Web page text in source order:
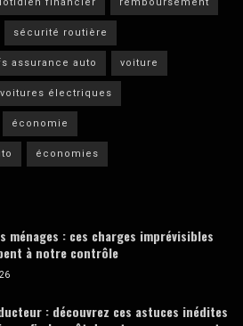
financier remboursement
sécurité routière
assurance auto voiture
voitures électriques
économie
économies
ménages : ces charges imprévisibles
à notre contrôle
: découvrez ces astuces inédites